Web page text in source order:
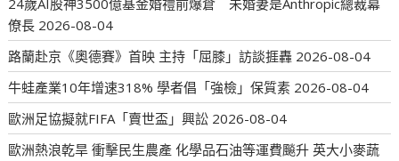
24歲AI股神3500億基金婚禮前爆倉 未婚妻是Anthropic總裁幕
僚長 2026-08-04
路蘭赴京《奧德賽》首映 主持「屈膝」訪談捱轟 2026-08-04
牛蛙產業10年增速318% 學者倡「強檢」保質素 2026-08-04
歐洲足協擬就FIFA「賣世盃」興訟 2026-08-04
歐洲熱浪乾旱 衝擊民生農產 化學品石油等運費飈升 英大小麥蔬